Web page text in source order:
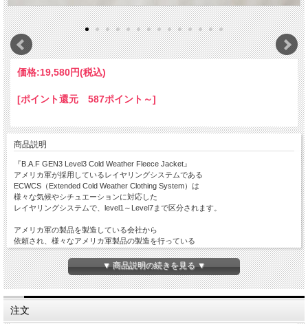
価格:19,580円(税込)
[ポイント還元 587ポイント～]
商品説明
『B.A.F GEN3 Level3 Cold Weather Fleece Jacket』
アメリカ軍が採用しているレイヤリングシステムである
ECWCS（Extended Cold Weather Clothing System）は
様々な気候やシチュエーションに対応した
レイヤリングシステムで、level1～Level7まで区分されます。
アメリカ軍の製品を製造している会社から
依頼され、様々なアメリカ軍製品の製造を行っている
『B.A.F』社がアメリカ軍の規格に沿って製造した民間放出品になります。
第3世代の後期型をベースにBAF独自にデザインした
フリースジャケットです。
肉厚なポーラーテック社のフリースを採用し
軽量で暖かく速乾性に優れたフリースです。
本来レイヤードとして考えられているLevel3ですが
▼ 商品説明の続きを見る ▼
注文